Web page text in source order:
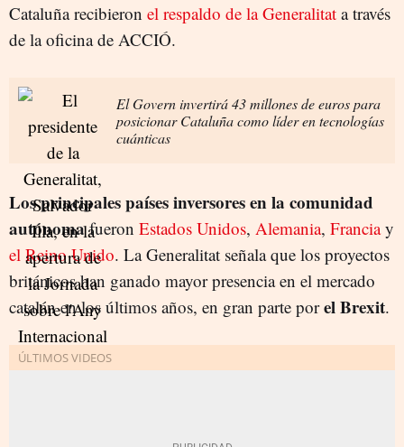
Cataluña recibieron el respaldo de la Generalitat a través
de la oficina de ACCIÓ.
El Govern invertirá 43 millones de euros para
posicionar Cataluña como líder en tecnologías
cuánticas
Los principales países inversores en la comunidad
autónomafueron Estados Unidos, Alemania, Franciay
el Reino Unido. La Generalitat señala que los proyectos
británicos han ganado mayor presencia en el mercado
catalán en los últimos años, en gran parte porel Brexit.